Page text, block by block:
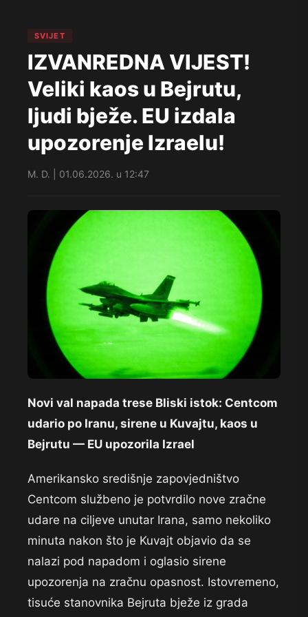
SVIJET
IZVANREDNA VIJEST!
Veliki kaos u Bejrutu,
ljudi bježe. EU izdala
upozorenje Izraelu!
M. D. | 01.06.2026. u 12:47
Novi val napada trese Bliski istok: Centcom
udario po Iranu, sirene u Kuvajtu, kaos u
Bejrutu — EU upozorila Izrael
Amerikansko središnje zapovjedništvo
Centcom službeno je potvrdilo nove zračne
udare na ciljeve unutar Irana, samo nekoliko
minuta nakon što je Kuvajt objavio da se
nalazi pod napadom i oglasio sirene
upozorenja na zračnu opasnost. Istovremeno,
tisuće stanovnika Bejruta bježe iz grada